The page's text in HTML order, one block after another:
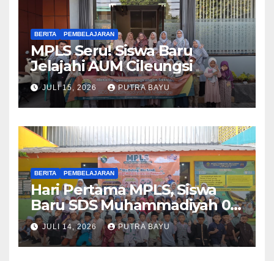
BERITA PEMBELAJARAN
MPLS Seru! Siswa Baru
Jelajahi AUM Cileungsi
JULI 15, 2026 PUTRA BAYU
BERITA PEMBELAJARAN
Hari Pertama MPLS, Siswa
Baru SDS Muhammadiyah 03
Cileungsi Antusias Ikuti
Berbagai Kegiatan
Pengenalan Sekolah
JULI 14, 2026 PUTRA BAYU